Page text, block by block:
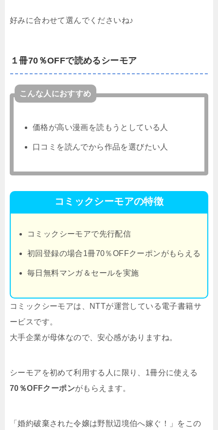
好みに合わせて選んでくださいね♪
１冊70％OFFで読めるシーモア
こんな人におすすめ
価格が高い漫画を読もうとしている人
口コミを読んでから作品を選びたい人
コミックシーモアの特徴
コミックシーモアで先行配信
初回登録の場合1冊70％OFFクーポンがもらえる
毎日無料マンガ＆セールを実施
コミックシーモアは、NTTが運営している電子書籍サ
ービスです。
大手企業が母体なので、安心感がありますね。
シーモアを初めて利用する人に限り、1冊分に使える
70％OFFクーポンがもらえます。
「婚約破棄された令嬢は野獣辺境伯へ嫁ぐ！」をこの